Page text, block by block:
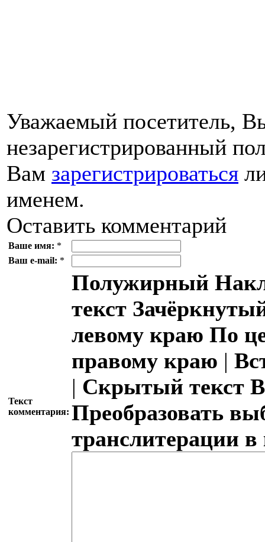
Уважаемый посетитель,
незарегистрированный
Вам зарегистрироваться
именем.
Оставить комментарий
Ваше имя: *
Ваш e-mail: *
Текст
комментария:
Полужирный
текст
левому краю По
правому краю |
| Скрытый текст
Преобразовать
транслитерации